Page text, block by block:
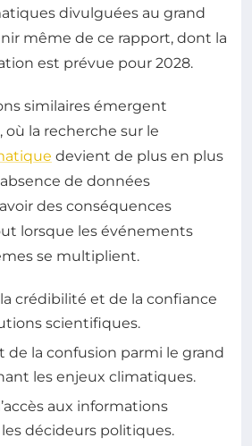
divulguées au grand
même de ce rapport, dont la
est prévue pour 2028.
similaires émergent
où la recherche sur le
devient de plus en plus
de données
des conséquences
lorsque les événements
se multiplient.
crédibilité et de la confiance
scientifiques.
de la confusion parmi le grand
les enjeux climatiques.
aux informations
décideurs politiques.